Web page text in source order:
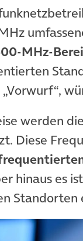
MHz-
werden
Diese
hinaus es
Standorten